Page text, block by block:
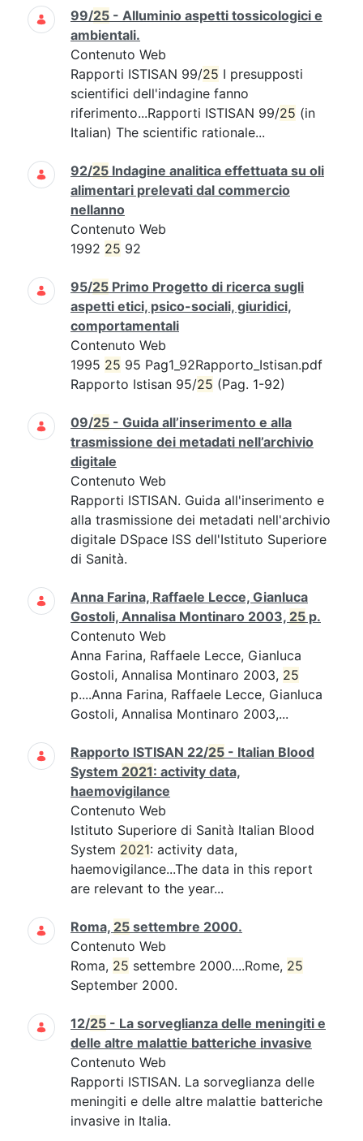
99/25 - Alluminio aspetti tossicologici e
ambientali.
Contenuto Web
Rapporti ISTISAN 99/25 I presupposti
scientifici dell'indagine fanno
riferimento...Rapporti ISTISAN 99/25 (in
Italian) The scientific rationale...
92/25 Indagine analitica effettuata su oli
alimentari prelevati dal commercio
nellanno
Contenuto Web
1992 25 92
95/25 Primo Progetto di ricerca sugli
aspetti etici, psico-sociali, giuridici,
comportamentali
Contenuto Web
1995 25 95 Pag1_92Rapporto_Istisan.pdf
Rapporto Istisan 95/25 (Pag. 1-92)
09/25 - Guida all’inserimento e alla
trasmissione dei metadati nell’archivio
digitale
Contenuto Web
Rapporti ISTISAN. Guida all'inserimento e
alla trasmissione dei metadati nell'archivio
digitale DSpace ISS dell'Istituto Superiore
di Sanità.
Anna Farina, Raffaele Lecce, Gianluca
Gostoli, Annalisa Montinaro 2003, 25 p.
Contenuto Web
Anna Farina, Raffaele Lecce, Gianluca
Gostoli, Annalisa Montinaro 2003, 25
p....Anna Farina, Raffaele Lecce, Gianluca
Gostoli, Annalisa Montinaro 2003,...
Rapporto ISTISAN 22/25 - Italian Blood
System 2021: activity data,
haemovigilance
Contenuto Web
Istituto Superiore di Sanità Italian Blood
System 2021: activity data,
haemovigilance...The data in this report
are relevant to the year...
Roma, 25 settembre 2000.
Contenuto Web
Roma, 25 settembre 2000....Rome, 25
September 2000.
12/25 - La sorveglianza delle meningiti e
delle altre malattie batteriche invasive
Contenuto Web
Rapporti ISTISAN. La sorveglianza delle
meningiti e delle altre malattie batteriche
invasive in Italia.